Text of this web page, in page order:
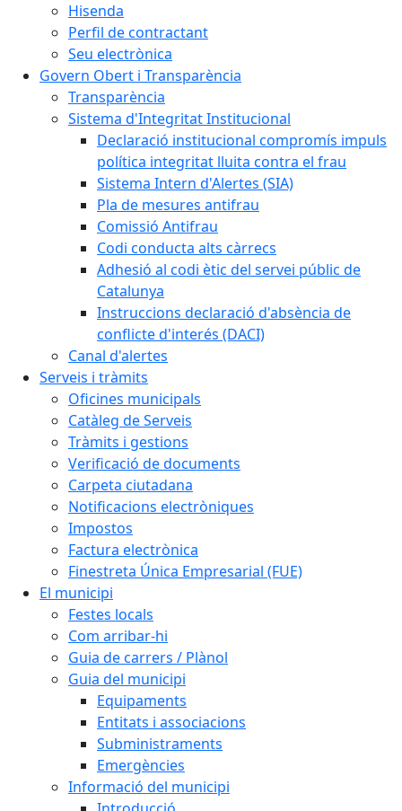
Hisenda
Perfil de contractant
Seu electrònica
Govern Obert i Transparència
Transparència
Sistema d'Integritat Institucional
Declaració institucional compromís impuls
política integritat lluita contra el frau
Sistema Intern d'Alertes (SIA)
Pla de mesures antifrau
Comissió Antifrau
Codi conducta alts càrrecs
Adhesió al codi ètic del servei públic de
Catalunya
Instruccions declaració d'absència de
conflicte d'interés (DACI)
Canal d'alertes
Serveis i tràmits
Oficines municipals
Catàleg de Serveis
Tràmits i gestions
Verificació de documents
Carpeta ciutadana
Notificacions electròniques
Impostos
Factura electrònica
Finestreta Única Empresarial (FUE)
El municipi
Festes locals
Com arribar-hi
Guia de carrers / Plànol
Guia del municipi
Equipaments
Entitats i associacions
Subministraments
Emergències
Informació del municipi